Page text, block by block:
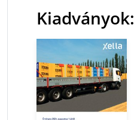
Kiadványok: